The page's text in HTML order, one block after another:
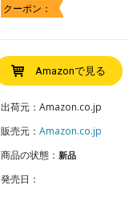
クーポン：
Amazonで見る
出荷元：Amazon.co.jp
販売元： Amazon.co.jp
商品の状態： 新品
発売日：